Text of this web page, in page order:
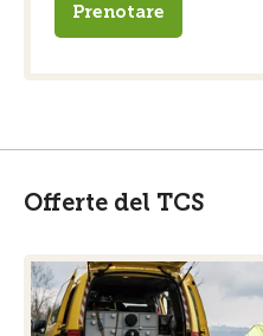
Prenotare
Offerte del TCS